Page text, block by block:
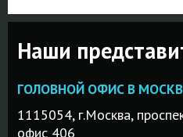
Наши
ГОЛОВНОЙ ОФИС В
1115054, г.Mосква,
офис 406